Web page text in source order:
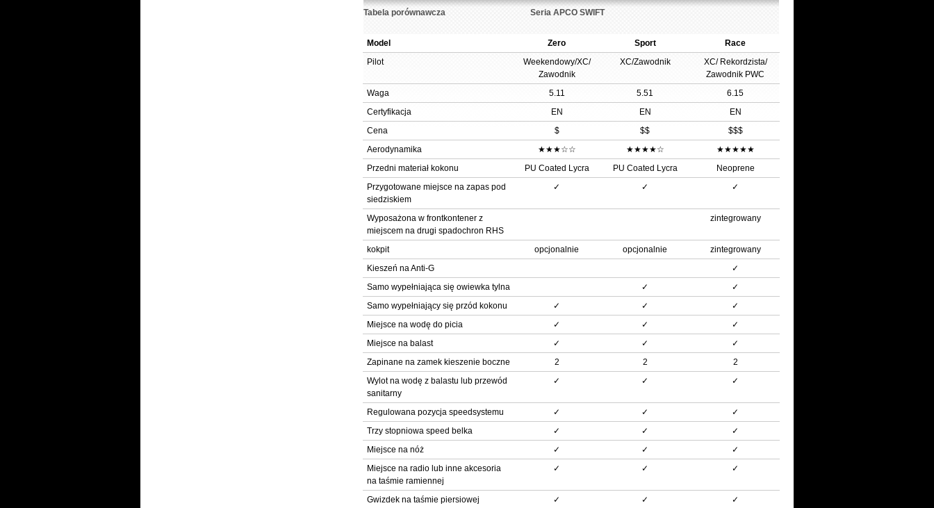
Tabela porównawcza Seria APCO SWIFT
Model Zero Sport
Race
Pilot
Weekendowy/XC/
Zawodnik
XC/Zawodnik
XC/ Rekordzista/
Zawodnik PWC
Waga
5.11 5.51
6.15
Certyfikacja
EN EN
EN
Cena
$ $$
$$$
Aerodynamika
★★★☆☆ ★★★★☆
★★★★★
Przedni materiał kokonu
PU Coated Lycra PU Coated Lycra
Neoprene
Przygotowane miejsce na zapas pod
siedziskiem
✓ ✓ ✓
Wyposażona w frontkontener z
miejscem na drugi spadochron RHS
zintegrowany
kokpit opcjonalnie opcjonalnie
zintegrowany
Kieszeń na Anti-G
✓
Samo wypełniająca się owiewka tylna
✓
✓
Samo wypełniający się przód kokonu
✓ ✓
✓
Miejsce na wodę do picia
✓ ✓
✓
Miejsce na balast
✓ ✓
✓
Zapinane na zamek kieszenie boczne
2 2
2
Wylot na wodę z balastu lub przewód
sanitarny
✓ ✓ ✓
Regulowana pozycja speedsystemu ✓ ✓
✓
Trzy stopniowa speed belka
✓ ✓
✓
Miejsce na nóż
✓ ✓
✓
Miejsce na radio lub inne akcesoria
na taśmie ramiennej
✓ ✓ ✓
Gwizdek na taśmie piersiowej ✓ ✓ ✓